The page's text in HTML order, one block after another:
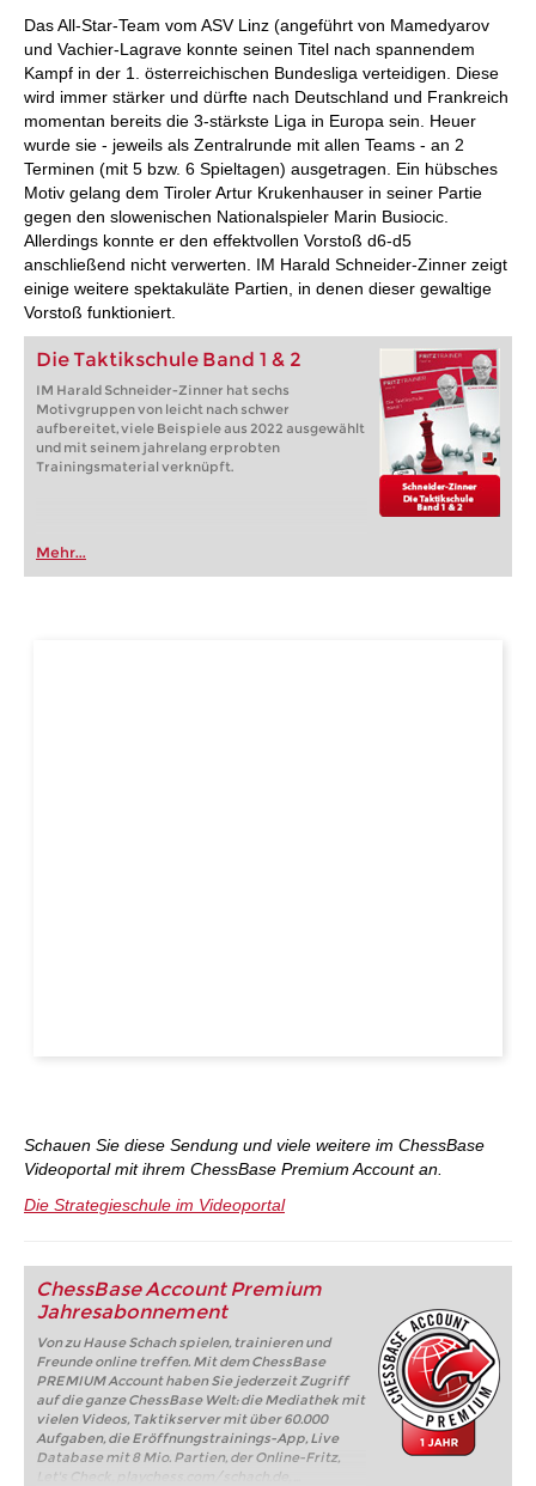
Das All-Star-Team vom ASV Linz (angeführt von Mamedyarov
und Vachier-Lagrave konnte seinen Titel nach spannendem
Kampf in der 1. österreichischen Bundesliga verteidigen. Diese
wird immer stärker und dürfte nach Deutschland und Frankreich
momentan bereits die 3-stärkste Liga in Europa sein. Heuer
wurde sie - jeweils als Zentralrunde mit allen Teams - an 2
Terminen (mit 5 bzw. 6 Spieltagen) ausgetragen. Ein hübsches
Motiv gelang dem Tiroler Artur Krukenhauser in seiner Partie
gegen den slowenischen Nationalspieler Marin Busiocic.
Allerdings konnte er den effektvollen Vorstoß d6-d5
anschließend nicht verwerten. IM Harald Schneider-Zinner zeigt
einige weitere spektakuläte Partien, in denen dieser gewaltige
Vorstoß funktioniert.
Die Taktikschule Band 1 & 2
IM Harald Schneider-Zinner hat sechs
Motivgruppen von leicht nach schwer
aufbereitet, viele Beispiele aus 2022 ausgewählt
und mit seinem jahrelang erprobten
Trainingsmaterial verknüpft.
Mehr...
Schauen Sie diese Sendung und viele weitere im ChessBase
Videoportal mit ihrem ChessBase Premium Account an.
Die Strategieschule im Videoportal
ChessBase Account Premium
Jahresabonnement
Von zu Hause Schach spielen, trainieren und
Freunde online treffen. Mit dem ChessBase
PREMIUM Account haben Sie jederzeit Zugriff
auf die ganze ChessBase Welt: die Mediathek mit
vielen Videos, Taktikserver mit über 60.000
Aufgaben, die Eröffnungstrainings-App, Live
Database mit 8 Mio. Partien, der Online-Fritz,
Let's Check, playchess.com/schach.de, ...